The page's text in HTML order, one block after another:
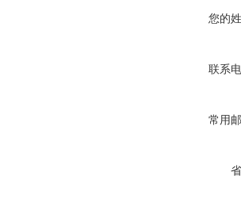
您的
联系
常用